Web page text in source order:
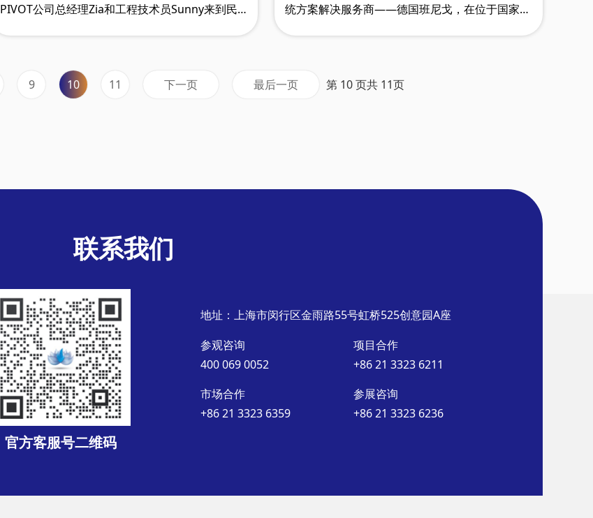
PIVOT公司总经理Zia和工程技术员Sunny来到民
统方案解决服务商——德国班尼戈，在位于国家会
9 10 11 下一页 最后一页 第 10 页共 11页
联系我们
官方客服号二维码
地址：上海市闵行区金雨路55号虹桥525创意园A座
参观咨询
400 069 0052
项目合作
+86 21 3323 6211
市场合作
+86 21 3323 6359
参展咨询
+86 21 3323 6236